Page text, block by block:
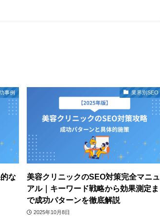
事例
な
業界別SEO
美容クリニックのSEO対策完全マニュ
アル｜キーワード戦略から効果測定ま
で成功パターンを徹底解説
2025年10月8日